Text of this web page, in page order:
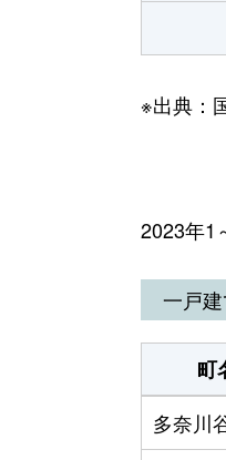
※出典：
2023年1
一戸
町
多奈川